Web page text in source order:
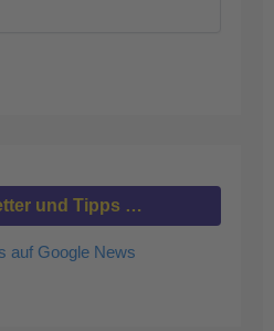
und Tipps …